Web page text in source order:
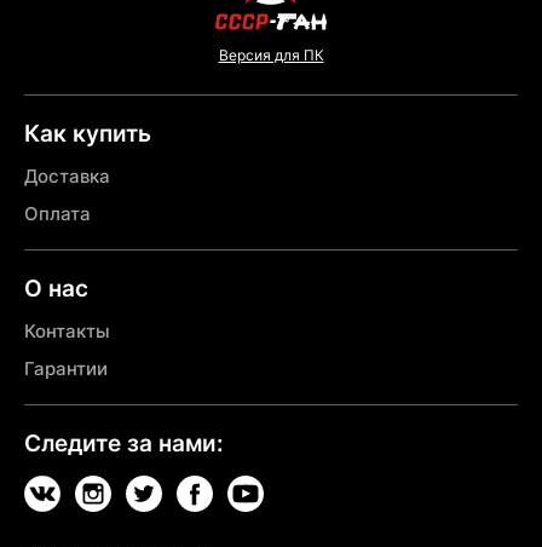
Версия для ПК
Как купить
Доставка
Оплата
О нас
Контакты
Гарантии
Следите за нами: